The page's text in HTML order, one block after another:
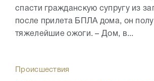
спасти гражданскую супругу из
после прилета БПЛА дома, он
тяжелейшие ожоги. – Дом, в...
Происшествия